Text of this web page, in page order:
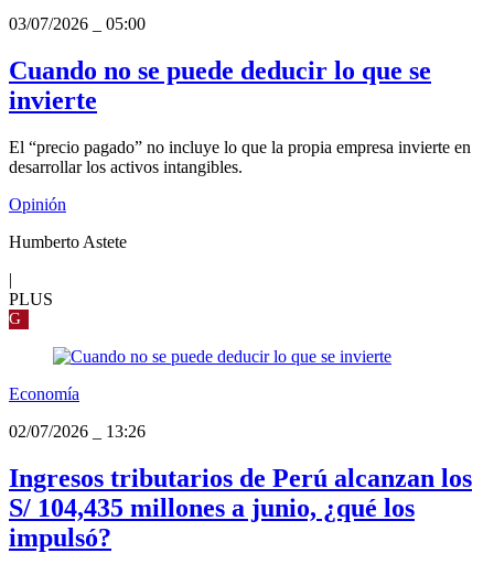
03/07/2026
05:00
Cuando no se puede deducir lo que se
invierte
El “precio pagado” no incluye lo que la propia empresa invierte en
desarrollar los activos intangibles.
Opinión
Humberto Astete
|
PLUS
G
Economía
02/07/2026
13:26
Ingresos tributarios de Perú alcanzan los
S/ 104,435 millones a junio, ¿qué los
impulsó?